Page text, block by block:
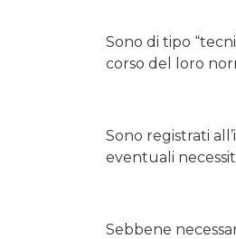
Sono di tipo
corso del loro
Sono registrati
eventuali
Sebbene